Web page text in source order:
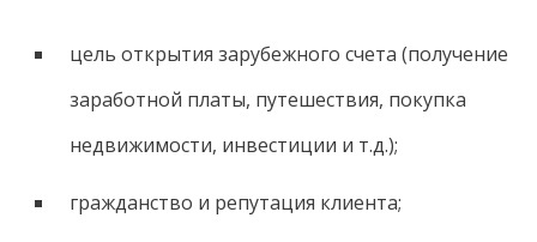
цель открытия зарубежного счета (получение
заработной платы, путешествия, покупка
недвижимости, инвестиции и т.д.);
гражданство и репутация клиента;